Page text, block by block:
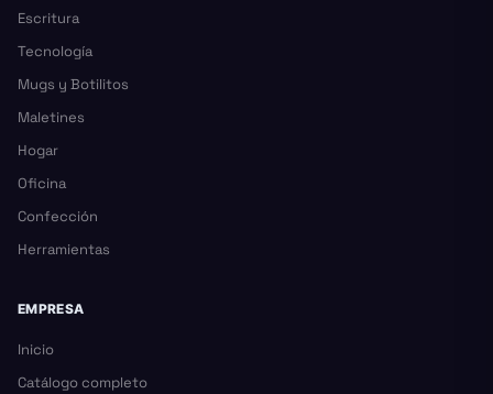
Escritura
Tecnología
Mugs y Botilitos
Maletines
Hogar
Oficina
Confección
Herramientas
EMPRESA
Inicio
Catálogo completo